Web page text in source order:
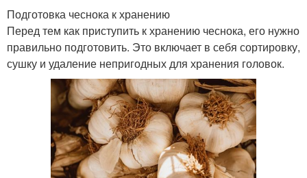
Подготовка чеснока к хранению
Перед тем как приступить к хранению чеснока, его нужно
правильно подготовить. Это включает в себя сортировку,
сушку и удаление непригодных для хранения головок.